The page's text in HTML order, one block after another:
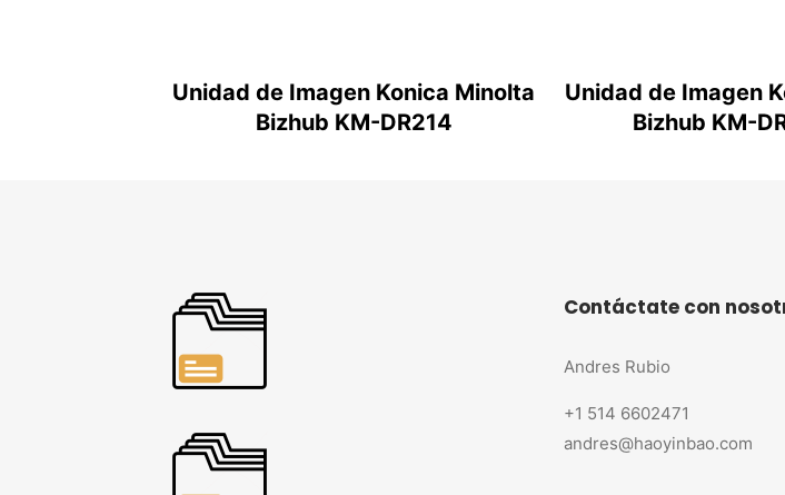
Unidad de Imagen Konica Minolta
Bizhub KM-DR214
Unidad de Imagen
Bizhub KM-
Contáctate con
Andres Rubio
+1 514 6602471
andres@haoyinbao.com